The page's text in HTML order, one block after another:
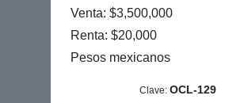
Venta: $3,500,000
Renta: $20,000
Pesos mexicanos
Clave: OCL-129